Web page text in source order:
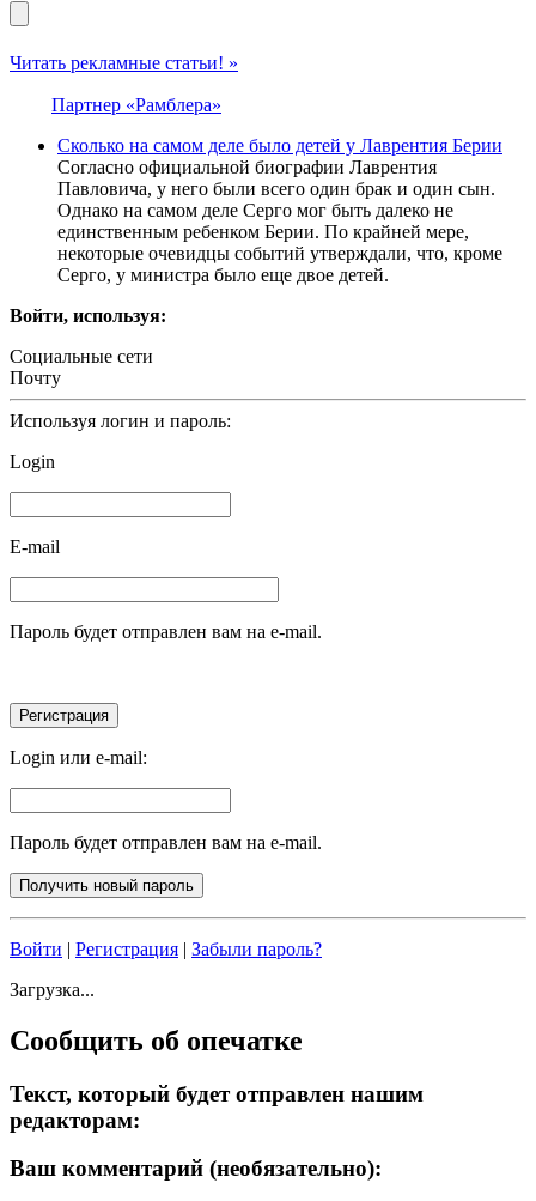
Читать рекламные статьи! »
Партнер «Рамблера»
Сколько на самом деле было детей у Лаврентия Берии
Согласно официальной биографии Лаврентия
Павловича, у него были всего один брак и один сын.
Однако на самом деле Серго мог быть далеко не
единственным ребенком Берии. По крайней мере,
некоторые очевидцы событий утверждали, что, кроме
Серго, у министра было еще двое детей.
Войти, используя:
Социальные сети
Почту
Используя логин и пароль:
Login
E-mail
Пароль будет отправлен вам на e-mail.
Login или e-mail:
Пароль будет отправлен вам на e-mail.
Войти | Регистрация | Забыли пароль?
Загрузка...
Сообщить об опечатке
Текст, который будет отправлен нашим
редакторам:
Ваш комментарий (необязательно):